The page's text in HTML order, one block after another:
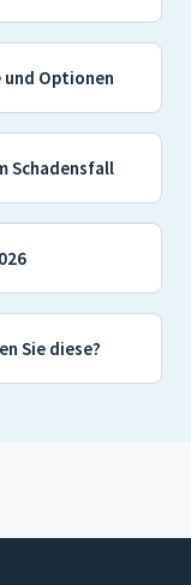
und Optionen
Schadensfall
Sie diese?